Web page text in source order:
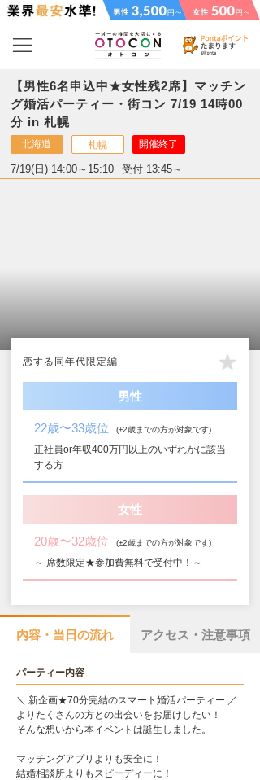
【男性6名申込中★女性残2席】マッチン
グ婚活パーティー・街コン 7/19 14時00
分 in 札幌
北海道 札幌 開催終了
7/19(日) 14:00～15:10 受付 13:45～
恋する同年代限定編
男性
22歳〜33歳位 (±2歳までの方が対象です)
正社員or年収400万円以上のいずれかに該当
する方
女性
20歳〜32歳位 (±2歳までの方が対象です)
～ 席数限定★参加費無料で受付中！～
内容・当日の流れ アクセス・注意事項
パーティー内容
＼ 新企画★70分完結のスマート婚活パーティー ／
よりたくさんの方との出会いをお届けしたい！
そんな想いから本イベントは誕生しました。
マッチングアプリよりも安全に！
結婚相談所よりもスピーディーに！